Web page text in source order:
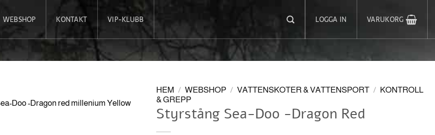
WEBSHOP KONTAKT VIP-KLUBB LOGGA IN VARUKORG
HEM / WEBSHOP / VATTENSKOTER & VATTENSPORT / KONTROLL
& GREPP
Styrstång Sea-Doo -Dragon Red